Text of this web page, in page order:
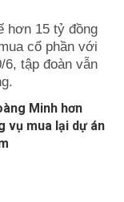
hơn 15 tỷ đồng
cổ phần với
tập đoàn vẫn
Minh hơn
vụ mua lại dự án